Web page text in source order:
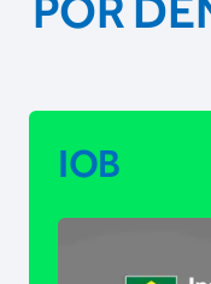
POR
IOB